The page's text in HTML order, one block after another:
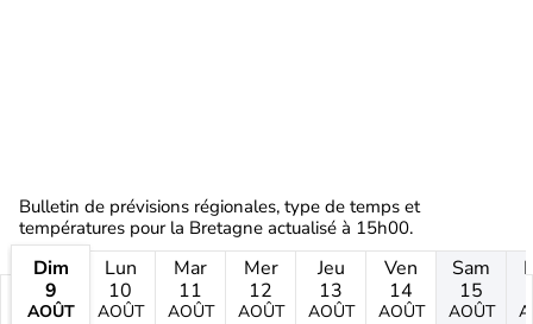
Bulletin de prévisions régionales, type de temps et
températures pour la Bretagne actualisé à 15h00.
Dim
9
AOÛT
Lun
10
AOÛT
Mar
11
AOÛT
Mer
12
AOÛT
Jeu
13
AOÛT
Ven
14
AOÛT
Sam
15
AOÛT